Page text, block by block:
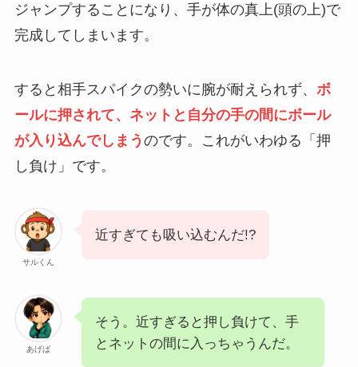
ジャンプすることになり、手が体の真上(頭の上)で
完成してしまいます。
すると相手スパイクの勢いに腕が耐えられず、 ボ
ールに押されて、ネットと自分の手の間にボール
が入り込んでしまう のです。これがいわゆる「押
し負け」です。
サルくん
近すぎても吸い込むんだ!?
あげば
そう。近すぎると押し負けて、手
とネットの間に入っちゃうんだ。